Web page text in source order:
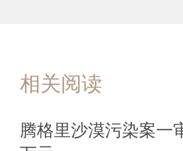
相关阅读
腾格里沙漠污染案一